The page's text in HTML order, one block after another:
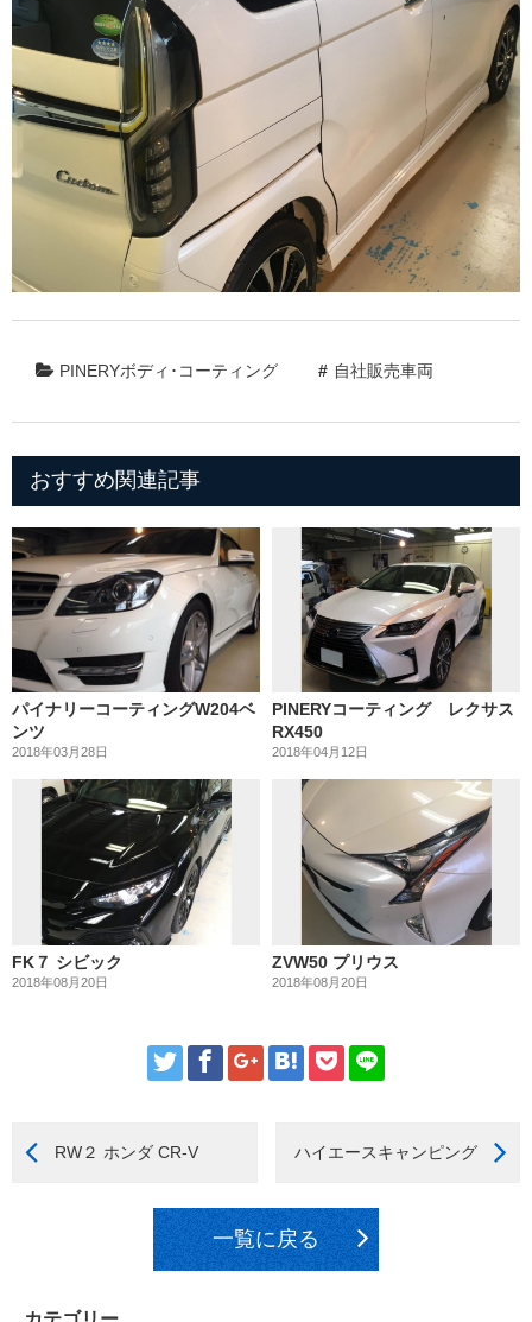
PINERYボディ･コーティング 自社販売車両
おすすめ関連記事
パイナリーコーティングW204ベ
ンツ
2018年03月28日
PINERYコーティング レクサス
RX450
2018年04月12日
FK７ シビック
2018年08月20日
ZVW50 プリウス
2018年08月20日
RW２ ホンダ CR-V ハイエースキャンピング
一覧に戻る